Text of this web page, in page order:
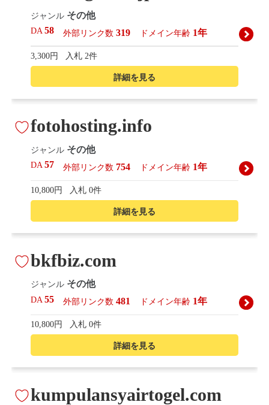
詳細を見る
ジャンル その他
DA58 外部リンク数 319 ドメイン年齢 1年
3,300円 入札 2件
詳細を見る
fotohosting.info
ジャンル その他
DA57 外部リンク数 754 ドメイン年齢 1年
10,800円 入札 0件
詳細を見る
bkfbiz.com
ジャンル その他
DA55 外部リンク数 481 ドメイン年齢 1年
10,800円 入札 0件
kumpulansyairtogel.com